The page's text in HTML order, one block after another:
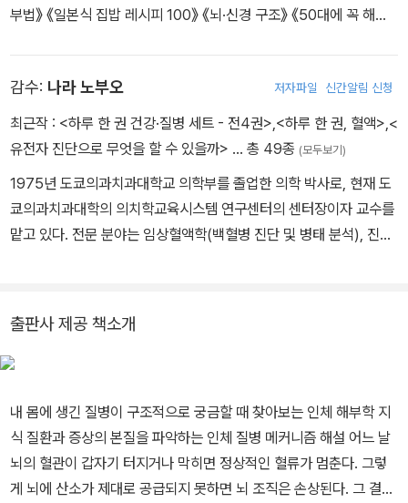
부법》 《일본식 집밥 레시피 100》 《뇌·신경 구조》 《50대에 꼭 해야
감수: 나라 노부오 저자파일 신간알림 신청
최근작 : <하루 한 권 건강·질병 세트 - 전4권>,<하루 한 권, 혈액>,<
유전자 진단으로 무엇을 할 수 있을까> … 총 49종 (모두보기)
1975년 도쿄의과치과대학교 의학부를 졸업한 의학 박사로, 현재 도
쿄의과치과대학의 의치학교육시스템 연구센터의 센터장이자 교수를
맡고 있다. 전문 분야는 임상혈액학(백혈병 진단 및 병태 분석), 진단
断で何ができるか 유전자 진단으로 무엇을 할 수 있을까』<아카데
미서적>, 『白血病を治す 백혈병의 치료』, 『病院の検 査がわかる
의가 알려주는 질병 자가 진단 사전』,『病院の検査 の意外な「落と
し穴」がわかる本 병원 검사에 숨은 함정』<講談社>, 『地獄の沙
汰も 医者しだい 모든 것은 의사 손에 달렸다』 <集英社>, 『病院
検査 のここが知りたい 병원 검사는 왜 그럴까』<羊土社>, 『病
출판사 제공 책소개
내 몸에 생긴 질병이 구조적으로 궁금할 때 찾아보는 인체 해부학 지
식 질환과 증상의 본질을 파악하는 인체 질병 메커니즘 해설 어느 날
뇌의 혈관이 갑자기 터지거나 막히면 정상적인 혈류가 멈춘다. 그렇
게 뇌에 산소가 제대로 공급되지 못하면 뇌 조직은 손상된다. 그 결과